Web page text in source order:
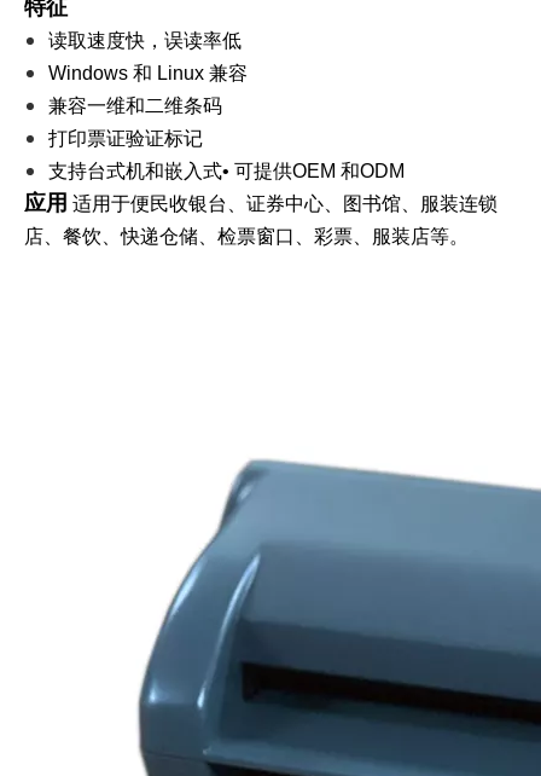
特征
读取速度快，误读率低
Windows 和 Linux 兼容
兼容一维和二维条码
打印票证验证标记
支持台式机和嵌入式• 可提供OEM 和ODM
应用 适用于便民收银台、证券中心、图书馆、服装连锁
店、餐饮、快递仓储、检票窗口、彩票、服装店等。